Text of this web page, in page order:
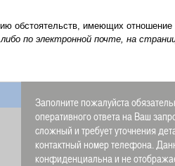
обстоятельств, имеющих
либо по электронной почте, на
Заполните пожалуйста
оперативного ответа на Ваш
сложный и требует уточнения
контактный номер телефона.
конфиденциальна и не